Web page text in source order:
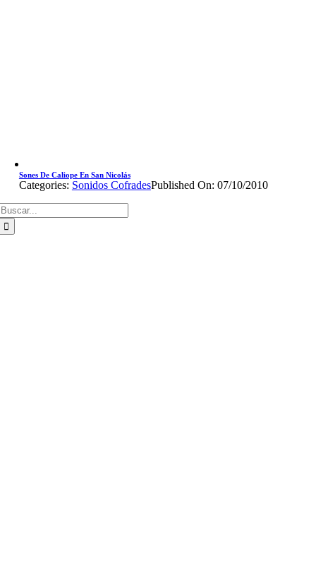
Sones De Caliope En San Nicolás
Categories: Sonidos CofradesPublished On: 07/10/2010